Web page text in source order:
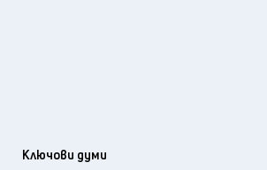
Ключови думи